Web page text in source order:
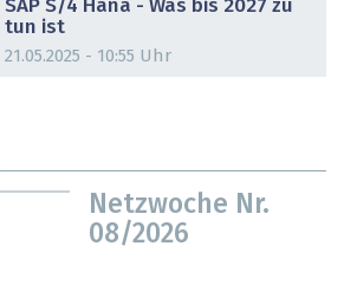
SAP S/4 Hana - Was bis 2027 zu
tun ist
21.05.2025 - 10:55 Uhr
Netzwoche Nr.
08/2026